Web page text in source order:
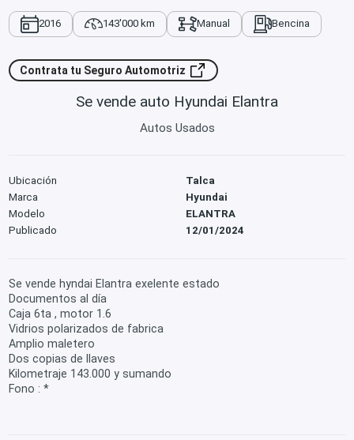
2016 143'000 km Manual Bencina
Contrata tu Seguro Automotriz
Se vende auto Hyundai Elantra
Autos Usados
Ubicación
Talca
Marca
Hyundai
Modelo
ELANTRA
Publicado
12/01/2024
Se vende hyndai Elantra exelente estado
Documentos al día
Caja 6ta , motor 1.6
Vidrios polarizados de fabrica
Amplio maletero
Dos copias de llaves
Kilometraje 143.000 y sumando
Fono : *